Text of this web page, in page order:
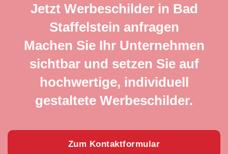
Jetzt Werbeschilder in Bad
Staffelstein anfragen
Machen Sie Ihr Unternehmen
sichtbar und setzen Sie auf
hochwertige, individuell
gestaltete Werbeschilder.
Zum Kontaktformular